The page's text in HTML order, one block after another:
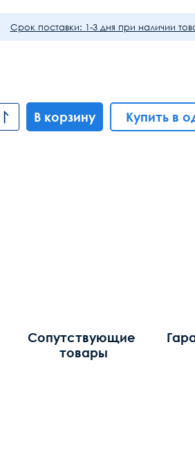
Срок поставки: 1-3 дня при наличии
В корзину Купить в
Сопутствующие
товары